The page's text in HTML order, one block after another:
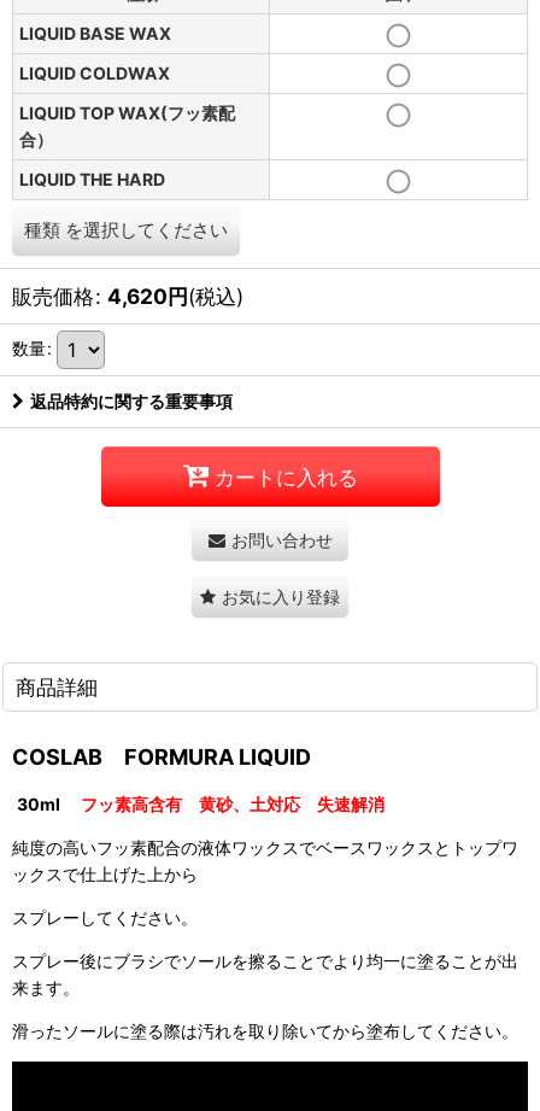
LIQUID BASE WAX
LIQUID COLDWAX
LIQUID TOP WAX(フッ素配
合）
LIQUID THE HARD
種類 を選択してください
販売価格: 4,620円(税込)
数量:
返品特約に関する重要事項
カートに入れる
お問い合わせ
お気に入り登録
商品詳細
COSLAB FORMURA LIQUID
30ml フッ素高含有 黄砂、土対応 失速解消
純度の高いフッ素配合の液体ワックスでベースワックスとトップワ
ックスで仕上げた上から
スプレーしてください。
スプレー後にブラシでソールを擦ることでより均一に塗ることが出
来ます。
滑ったソールに塗る際は汚れを取り除いてから塗布してください。